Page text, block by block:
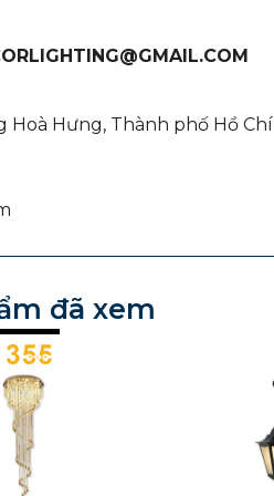
Hoà Hưng, Thành phố Hồ
đã xem